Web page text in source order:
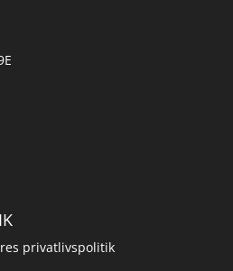
privatlivspolitik